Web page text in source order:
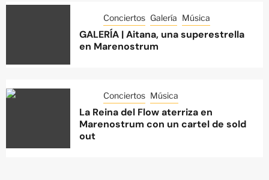
Conciertos Galería Música
GALERÍA | Aitana, una superestrella
en Marenostrum
Conciertos Música
La Reina del Flow aterriza en
Marenostrum con un cartel de sold
out